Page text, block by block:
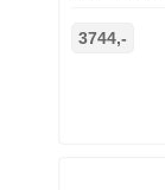
3744,-